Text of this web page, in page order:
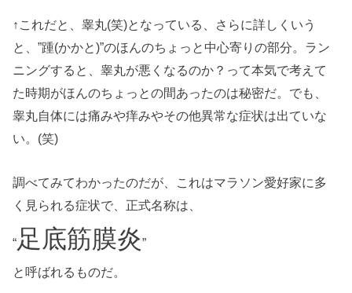
↑これだと、睾丸(笑)となっている、さらに詳しくいう
と、”踵(かかと)”のほんのちょっと中心寄りの部分。 ラン
ニングすると、睾丸が悪くなるのか？って本気で考えて
た時期がほんのちょっとの間あったのは秘密だ。 でも、
睾丸自体には痛みや痒みやその他異常な症状は出ていな
い。(笑)
調べてみてわかったのだが、これはマラソン愛好家に多
く見られる症状で、正式名称は、
“ 足底筋膜炎”
と呼ばれるものだ。